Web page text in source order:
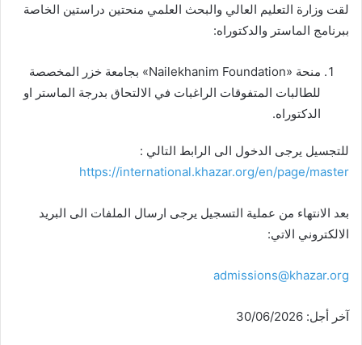
لقت وزارة التعليم العالي والبحث العلمي منحتين دراستين الخاصة
ببرنامج الماستر والدكتوراه:
منحة «Nailekhanim Foundation» بجامعة خزر المخصصة
للطالبات المتفوقات الراغبات في الالتحاق بدرجة الماستر او
الدكتوراه.
للتجسيل يرجى الدخول الى الرابط التالي :
https://international.khazar.org/en/page/master
بعد الانتهاء من عملية التسجيل يرجى ارسال الملفات الى البريد
الالكتروني الاتي:
admissions@khazar.org
آخر أجل: 30/06/2026